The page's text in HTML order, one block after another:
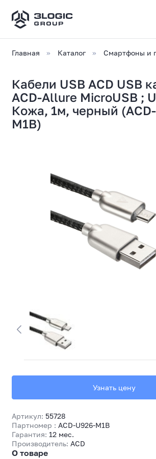
Главная Каталог Смартфоны и
Кабели USB ACD USB
ACD-Allure MicroUSB ;
Кожа, 1м, черный
M1B)
Артикул: 55728
Партномер : ACD-U926-M1B
Гарантия: 12 мес.
Производитель: ACD
О товаре
Узнать цену